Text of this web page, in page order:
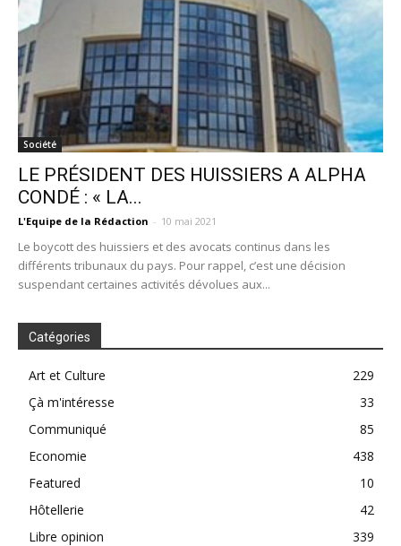
Société
LE PRÉSIDENT DES HUISSIERS A ALPHA
CONDÉ : « LA...
L'Equipe de la Rédaction - 10 mai 2021
Le boycott des huissiers et des avocats continus dans les
différents tribunaux du pays. Pour rappel, c’est une décision
suspendant certaines activités dévolues aux...
Catégories
Art et Culture
229
Çà m'intéresse
33
Communiqué
85
Economie
438
Featured
10
Hôtellerie
42
Libre opinion
339